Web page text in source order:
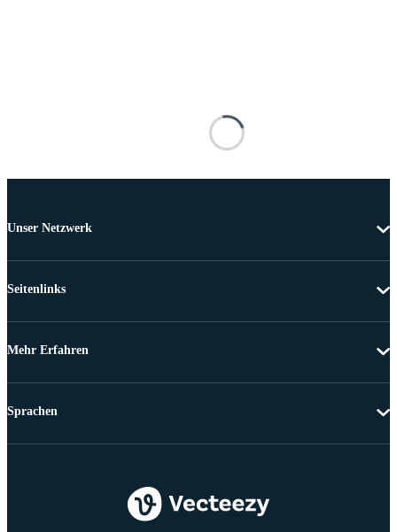
Unser Netzwerk
Seitenlinks
Mehr Erfahren
Sprachen